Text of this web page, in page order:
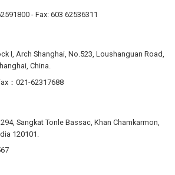
- Fax: 603 62536311
I, Arch Shanghai, No.523, Loushanguan Road,
China.
：021-62317688
Sangkat Tonle Bassac, Khan Chamkarmon,
120101.